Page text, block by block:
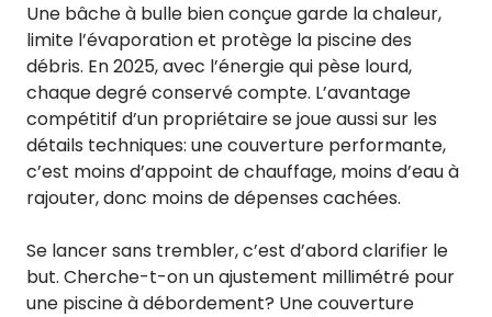
Une bâche à bulle bien conçue garde la chaleur,
limite l’évaporation et protège la piscine des
débris. En 2025, avec l’énergie qui pèse lourd,
chaque degré conservé compte. L’avantage
compétitif d’un propriétaire se joue aussi sur les
détails techniques: une couverture performante,
c’est moins d’appoint de chauffage, moins d’eau à
rajouter, donc moins de dépenses cachées.
Se lancer sans trembler, c’est d’abord clarifier le
but. Cherche-t-on un ajustement millimétré pour
une piscine à débordement? Une couverture